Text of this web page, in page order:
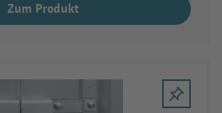
Zum Produkt